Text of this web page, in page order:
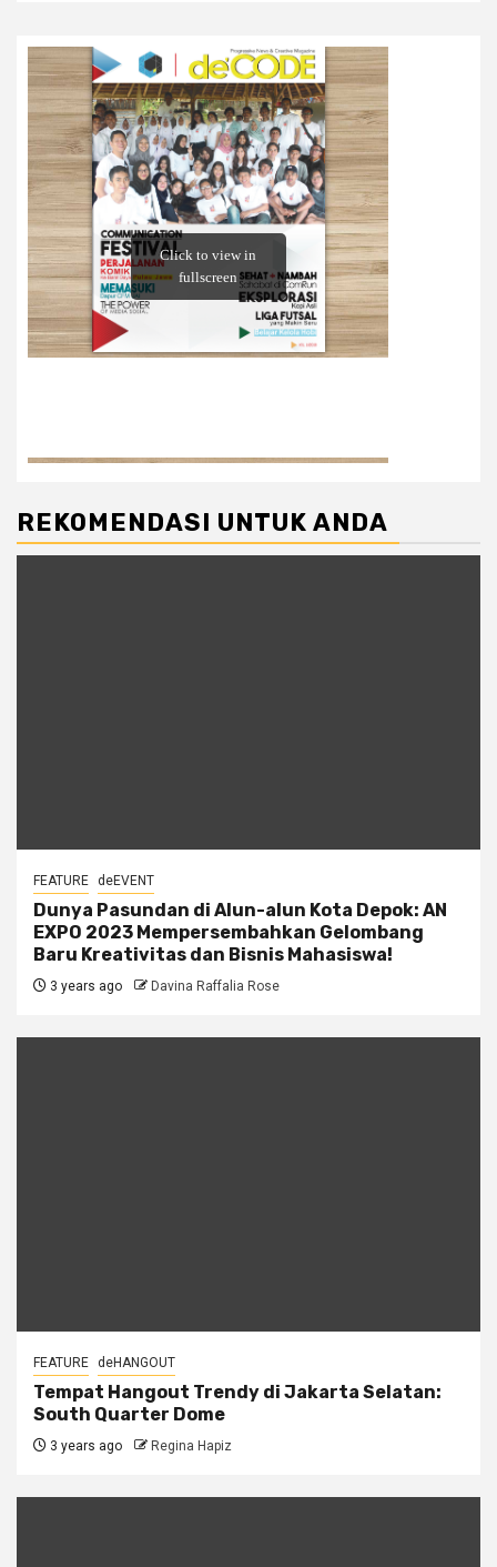
REKOMENDASI UNTUK ANDA
FEATURE deEVENT
Dunya Pasundan di Alun-alun Kota Depok: AN
EXPO 2023 Mempersembahkan Gelombang
Baru Kreativitas dan Bisnis Mahasiswa!
3 years ago Davina Raffalia Rose
FEATURE deHANGOUT
Tempat Hangout Trendy di Jakarta Selatan:
South Quarter Dome
3 years ago Regina Hapiz